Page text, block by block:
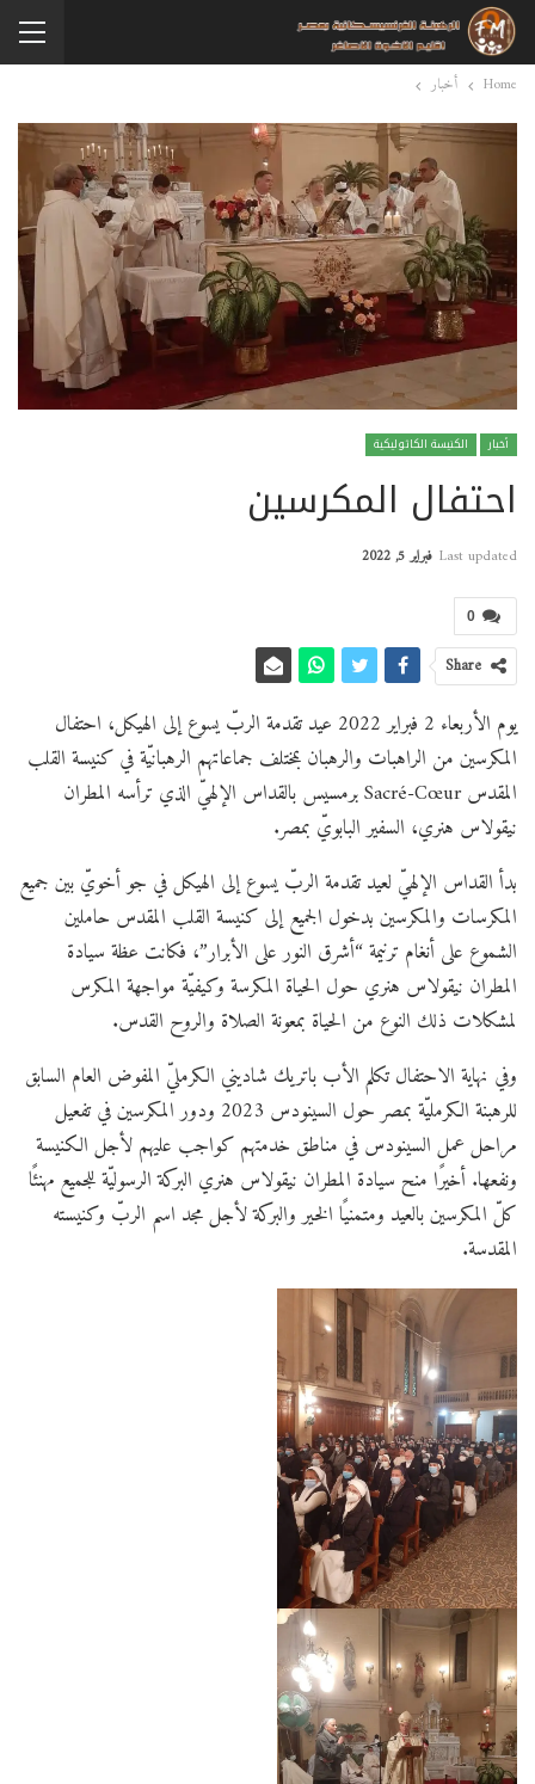
Home أخبار
أخبار الكنيسة الكاثوليكية
احتفال المكرسين
Last updated فبراير 5, 2022
0
Share
يوم الأربعاء 2 فبراير 2022 عيد تقدمة الربّ يسوع إلى الهيكل، احتفال
المكرسين من الراهبات والرهبان بمختلف جماعاتهم الرهبانيّة في كنيسة القلب
المقدس Sacré-Cœur برمسيس بالقداس الإلهيّ الذي ترأسه المطران
نيقولاس هنري، السفير البابويّ بمصر.
بدأ القداس الإلهيّ لعيد تقدمة الربّ يسوع إلى الهيكل في جو أخويّ بين جميع
المكرسات والمكرسين بدخول الجميع إلى كنيسة القلب المقدس حاملين
الشموع على أنغام ترنيمة “أشرق النور على الأبرار”، فكانت عظة سيادة
المطران نيقولاس هنري حول الحياة المكرسة وكيفيّة مواجهة المكرس
لمشكلات ذلك النوع من الحياة بمعونة الصلاة والروح القدس.
وفي نهاية الاحتفال تكلم الأب باتريك شاديني الكرمليّ المفوض العام السابق
للرهبنة الكرمليّة بمصر حول السينودس 2023 ودور المكرسين في تفعيل
مراحل عمل السينودس في مناطق خدمتهم كواجب عليهم لأجل الكنيسة
ونفعها. أخيرًا منح سيادة المطران نيقولاس هنري البركة الرسوليّة للجميع مهنئًا
كلّ المكرسين بالعيد ومتمنيًا الخير والبركة لأجل مجد اسم الربّ وكنيسته
المقدسة.